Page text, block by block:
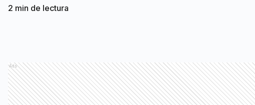
más buscado.
2 min de lectura
Ads